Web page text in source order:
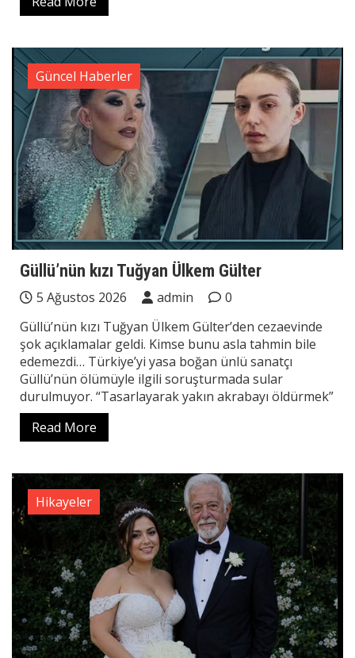
Güncel Haberler
Güllü’nün kızı Tuğyan Ülkem Gülter
5 Ağustos 2026 admin
0
Güllü’nün kızı Tuğyan Ülkem Gülter’den cezaevinde
şok açıklamalar geldi. Kimse bunu asla tahmin bile
edemezdi… Türkiye’yi yasa boğan ünlü sanatçı
Güllü’nün ölümüyle ilgili soruşturmada sular
durulmuyor. “Tasarlayarak yakın akrabayı öldürmek”
Read More
Hikayeler